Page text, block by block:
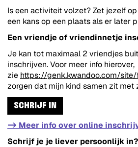
Is een activiteit volzet? Zet jezelf
een kans op een plaats als er later
Een vriendje of vriendinnetje
Je kan tot maximaal 2 vriendjes
inschrijven. Voor meer info hierover,
zie https://genk.kwandoo.com/
zorgen dat mijn kind samen zit met
SCHRIJF IN
-> Meer info over online
Schrijf je je liever persoonlijk